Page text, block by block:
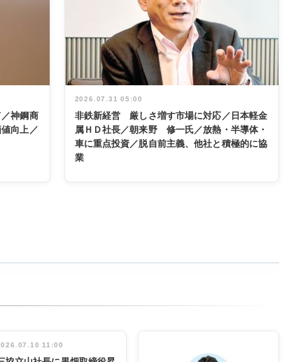
神鋼商
向上／
2026.07.31 05:00
非鉄新経営 厳しさ増す市場に対応／日本軽金
属ＨＤ社長／朝来野 修一氏／放熱・半導体・
車に重点投資／脱自前主義、他社と積極的に協
業
11:00